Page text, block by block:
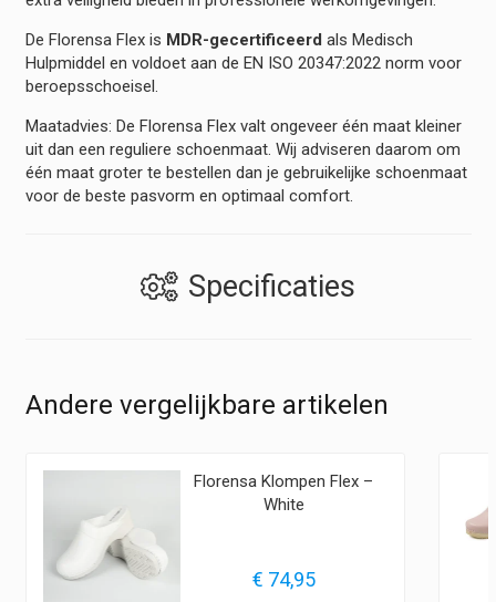
De Florensa Flex is MDR-gecertificeerd als Medisch
Hulpmiddel en voldoet aan de EN ISO 20347:2022 norm voor
beroepsschoeisel.
Maatadvies: De Florensa Flex valt ongeveer één maat kleiner
uit dan een reguliere schoenmaat. Wij adviseren daarom om
één maat groter te bestellen dan je gebruikelijke schoenmaat
voor de beste pasvorm en optimaal comfort.
Specificaties
Andere vergelijkbare artikelen
Florensa Klompen Flex –
White
€ 74,95